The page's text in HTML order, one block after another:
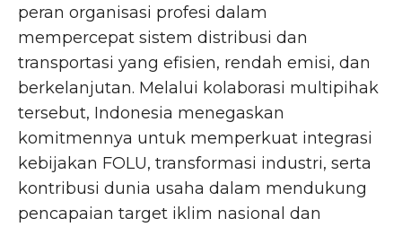
peran organisasi profesi dalam
mempercepat sistem distribusi dan
transportasi yang efisien, rendah emisi, dan
berkelanjutan. Melalui kolaborasi multipihak
tersebut, Indonesia menegaskan
komitmennya untuk memperkuat integrasi
kebijakan FOLU, transformasi industri, serta
kontribusi dunia usaha dalam mendukung
pencapaian target iklim nasional dan